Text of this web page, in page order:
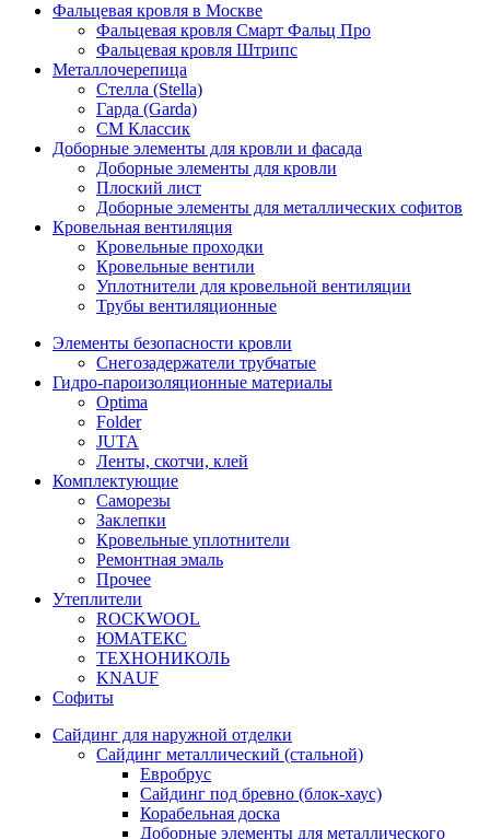
Фальцевая кровля в Москве
Фальцевая кровля Смарт Фальц Про
Фальцевая кровля Штрипс
Металлочерепица
Стелла (Stella)
Гарда (Garda)
СМ Классик
Доборные элементы для кровли и фасада
Доборные элементы для кровли
Плоский лист
Доборные элементы для металлических софитов
Кровельная вентиляция
Кровельные проходки
Кровельные вентили
Уплотнители для кровельной вентиляции
Трубы вентиляционные
Элементы безопасности кровли
Снегозадержатели трубчатые
Гидро-пароизоляционные материалы
Optima
Folder
JUTA
Ленты, скотчи, клей
Комплектующие
Саморезы
Заклепки
Кровельные уплотнители
Ремонтная эмаль
Прочее
Утеплители
ROCKWOOL
ЮМАТЕКС
ТЕХНОНИКОЛЬ
KNAUF
Софиты
Сайдинг для наружной отделки
Сайдинг металлический (стальной)
Евробрус
Сайдинг под бревно (блок-хаус)
Корабельная доска
Доборные элементы для металлического